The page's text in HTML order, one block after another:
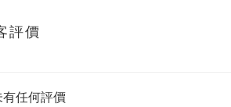
評價
有任何評價